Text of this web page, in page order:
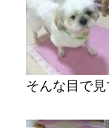
そんな目で